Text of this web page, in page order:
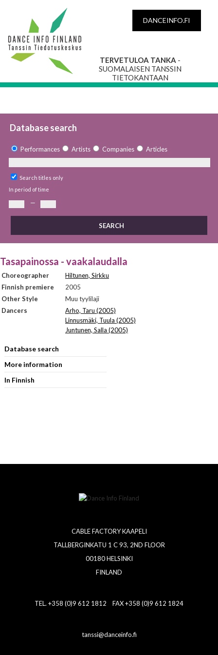
DANCEINFO.FI
TERVETULOA TANKA -
SUOMALAISEN TANSSIN
TIETOKANTAAN
Database search
Performances Artists Companies Articles
Search titles only
In period of time
—
Tasapainossa - vaakalaudalla
Choreographer
Hiltunen, Sirkku
Finnish premiere
2005
Other Style
Muu tyylilaji
Dancers
Arho, Taru (2005)
Linnusmäki, Tuula (2005)
Juntunen, Salla (2005)
Database search
More information
In Finnish
CABLE FACTORY KAAPELI
TALLBERGINKATU 1 C 93, 2ND FLOOR
00180 HELSINKI
FINLAND
TEL. +358 (0)9 612 1812 FAX +358 (0)9 612 1824
tanssi@danceinfo.fi